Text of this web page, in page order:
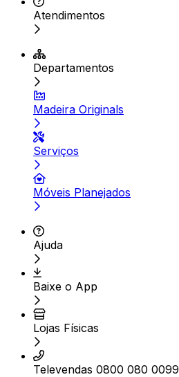
Atendimentos
Departamentos
Madeira Originals
Serviços
Móveis Planejados
Ajuda
Baixe o App
Lojas Físicas
Televendas 0800 080 0099